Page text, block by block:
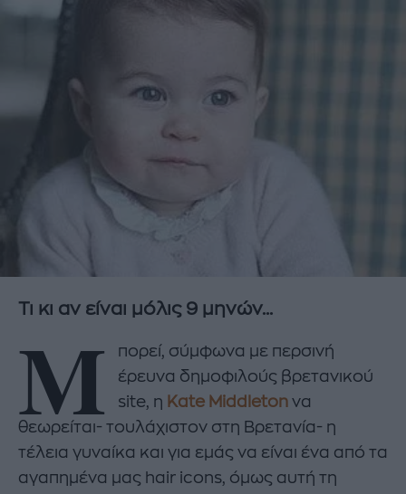
Τι κι αν είναι μόλις 9 μηνών...
Μ
πορεί, σύμφωνα με περσινή
έρευνα δημοφιλούς βρετανικού
site, η Kate Middleton να
θεωρείται- τουλάχιστον στη Βρετανία- η
τέλεια γυναίκα και για εμάς να είναι ένα από τα
αγαπημένα μας hair icons, όμως αυτή τη